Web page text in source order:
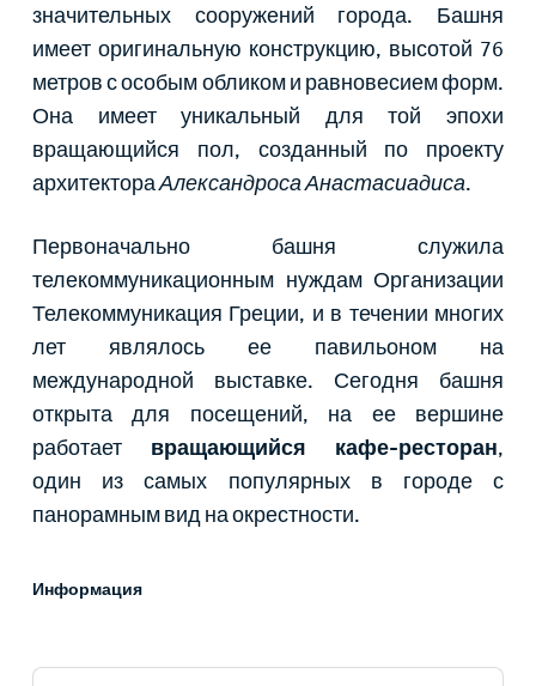
значительных сооружений города. Башня
имеет оригинальную конструкцию, высотой 76
метров с особым обликом и равновесием форм.
Она имеет уникальный для той эпохи
вращающийся пол, созданный по проекту
архитектораАлександроса Анастасиадиса.
Первоначально башня служила
телекоммуникационным нуждам Организации
Телекоммуникация Греции, и в течении многих
лет являлось ее павильоном на
международной выставке. Сегодня башня
открыта для посещений, на ее вершине
работает вращающийся кафе-ресторан,
один из самых популярных в городе с
панорамным вид на окрестности.
Информация